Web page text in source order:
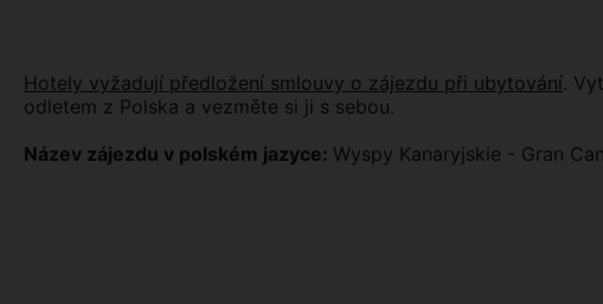
Hotely vyžadují předložení smlouvy o zájezdu při ubytování.
odletem z Polska a vezměte si ji s sebou.
Název zájezdu v polském jazyce: Wyspy Kanaryjskie - Gran